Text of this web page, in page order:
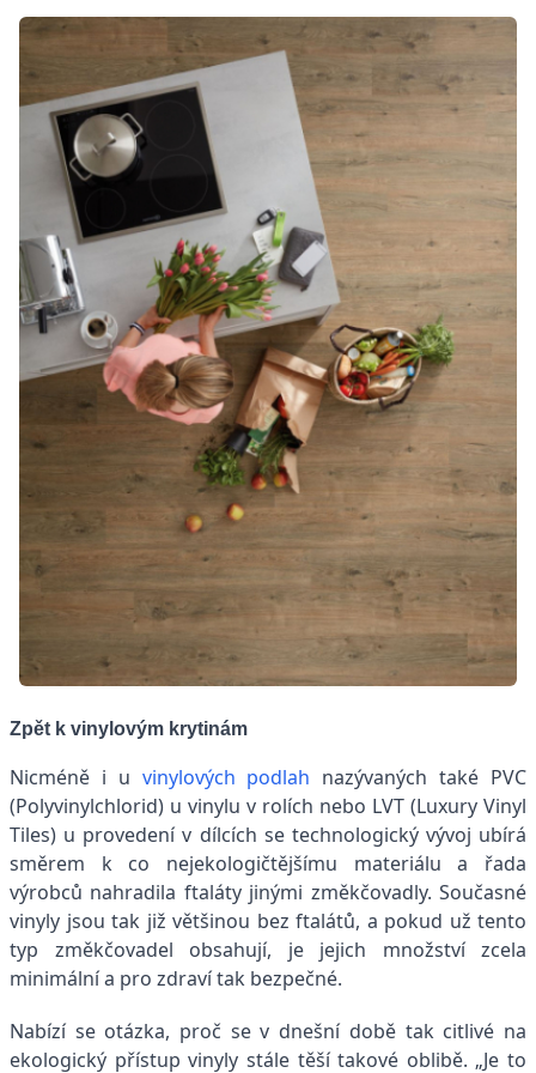
Zpět k vinylovým krytinám
Nicméně i u vinylových podlah nazývaných také PVC
(Polyvinylchlorid) u vinylu v rolích nebo LVT (Luxury Vinyl
Tiles) u provedení v dílcích se technologický vývoj ubírá
směrem k co nejekologičtějšímu materiálu a řada
výrobců nahradila ftaláty jinými změkčovadly. Současné
vinyly jsou tak již většinou bez ftalátů, a pokud už tento
typ změkčovadel obsahují, je jejich množství zcela
minimální a pro zdraví tak bezpečné.
Nabízí se otázka, proč se v dnešní době tak citlivé na
ekologický přístup vinyly stále těší takové oblibě. „Je to